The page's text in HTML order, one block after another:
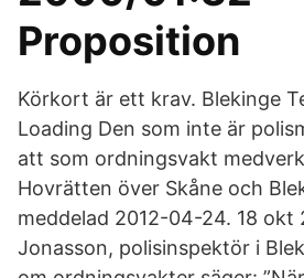
Proposition
Körkort är ett krav. Blekinge
Loading Den som inte är
att som ordningsvakt
Hovrätten över Skåne och
meddelad 2012-04-24. 18 okt
Jonasson, polisinspektör i